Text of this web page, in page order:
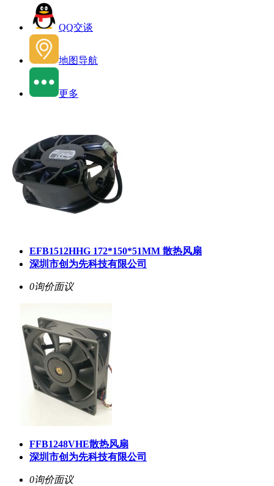
QQ交谈
地图导航
更多
EFB1512HHG 172*150*51MM 散热风扇
深圳市创为先科技有限公司
0询价面议
FFB1248VHE散热风扇
深圳市创为先科技有限公司
0询价面议